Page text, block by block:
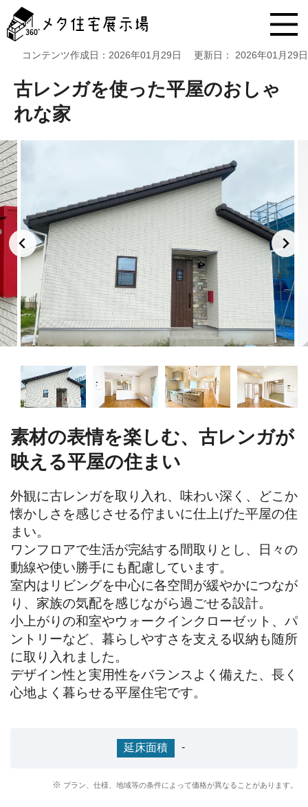
タ
住
ン
ツ
へ
ス
キ
ッ
プ
コンテンツ作成日： 2026年01月29日 更新日： 2026年01月29日
古レンガを使った平屋のおしゃ
れな家
素材の表情を楽しむ、古レンガが
映える平屋の住まい
外観に古レンガを取り入れ、味わい深く、どこか
懐かしさを感じさせる佇まいに仕上げた平屋の住
まい。
ワンフロアで生活が完結する間取りとし、日々の
動線や使い勝手にも配慮しています。
室内はリビングを中心に各空間が緩やかにつなが
り、家族の気配を感じながら過ごせる設計。
小上がりの和室やウォークインクローゼット、パ
ントリーなど、暮らしやすさを支える収納も随所
に取り入れました。
デザイン性と実用性をバランスよく備えた、長く
心地よく暮らせる平屋住宅です。
延床面積 -
プラン、仕様、地域等の条件によって価格が異なることがあります。